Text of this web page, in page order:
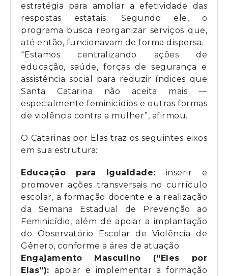
estratégia para ampliar a efetividade das
respostas estatais. Segundo ele, o
programa busca reorganizar serviços que,
até então, funcionavam de forma dispersa.
“Estamos centralizando ações de
educação, saúde, forças de segurança e
assistência social para reduzir índices que
Santa Catarina não aceita mais —
especialmente feminicídios e outras formas
de violência contra a mulher”, afirmou.
O Catarinas por Elas traz os seguintes eixos
em sua estrutura:
Educação para Igualdade: inserir e
promover ações transversais no currículo
escolar, a formação docente e a realização
da Semana Estadual de Prevenção ao
Feminicídio, além de apoiar a implantação
do Observatório Escolar de Violência de
Gênero, conforme a área de atuação.
Engajamento Masculino (“Eles por
Elas”): apoiar e implementar a formação